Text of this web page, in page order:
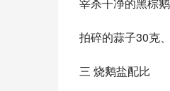
拍碎的蒜子30克
三 烧鹅盐配比